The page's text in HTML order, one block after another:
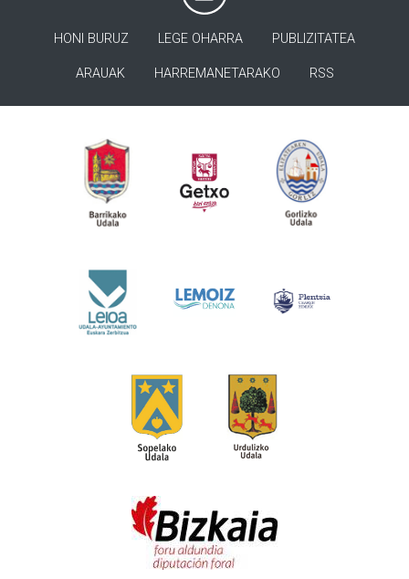
HONI BURUZ LEGE OHARRA PUBLIZITATEA
ARAUAK HARREMANETARAKO RSS